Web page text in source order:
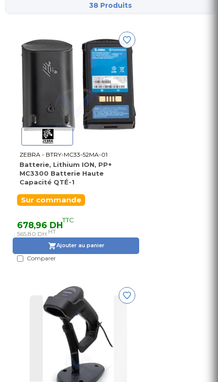
38 Produits
ZEBRA - BTRY-MC33-52MA-01
Batterie, Lithium ION, PP+
MC3300 Batterie Haute
Capacité QTÉ-1
Sur commande
678,96 DHTTC
565,80 DH HT
Ajouter au panier
Comparer